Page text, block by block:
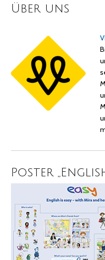
Über uns
Poster